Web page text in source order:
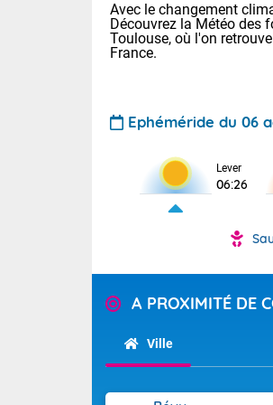
Avec le changement
Découvrez la Météo des
Toulouse, où l'on
France.
Ephéméride du 06
Lever
06:26
A PROXIMITÉ DE
Ville